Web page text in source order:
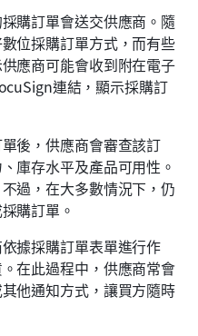
採購訂單會送交供應商。隨
位採購訂單方式，而有些
應商可能會收到附在電子
連結，顯示採購訂
單後，供應商會審查該訂
庫存水平及產品可用性。
過，在大多數情況下，仍
購訂單。
依據採購訂單表單進行作
在此過程中，供應商常會
他通知方式，讓買方隨時